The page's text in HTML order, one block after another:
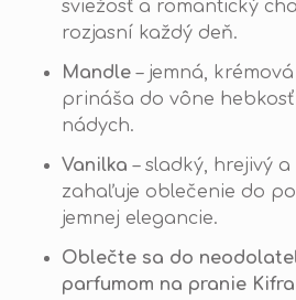
sviežosť a romantický
rozjasní každý deň.
Mandle – jemná,
prináša do vône
nádych.
Vanilka – sladký, hrejivý
zahaľuje oblečenie do
jemnej elegancie.
Oblečte sa do
parfumom na pranie Kifra